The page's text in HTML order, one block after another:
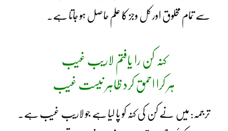
سے تمام مخلوق اور کل وجز کا علم حاصل ہو جاتا ہے۔
کنہ کن را یافتم لاریب غیب
ہر کرا احمق کرد ظاہر نیست غیب
ترجمہ: میں نے کن کی کنہ کو پا لیا ہے جو لاریب غیب ہے۔